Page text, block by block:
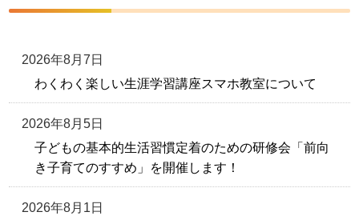
2026年8月7日
わくわく楽しい生涯学習講座スマホ教室について
2026年8月5日
子どもの基本的生活習慣定着のための研修会「前向
き子育てのすすめ」を開催します！
2026年8月1日